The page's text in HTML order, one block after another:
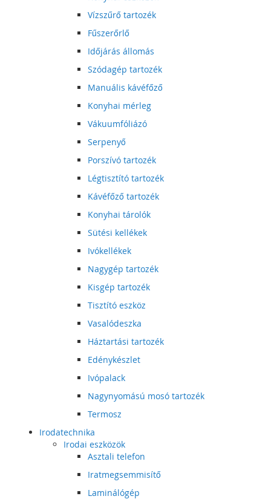
Vízszűrő tartozék
Fűszerőrlő
Időjárás állomás
Szódagép tartozék
Manuális kávéfőző
Konyhai mérleg
Vákuumfóliázó
Serpenyő
Porszívó tartozék
Légtisztító tartozék
Kávéfőző tartozék
Konyhai tárolók
Sütési kellékek
Ivókellékek
Nagygép tartozék
Kisgép tartozék
Tisztító eszköz
Vasalódeszka
Háztartási tartozék
Edénykészlet
Ivópalack
Nagynyomású mosó tartozék
Termosz
Irodatechnika
Irodai eszközök
Asztali telefon
Iratmegsemmisítő
Laminálógép